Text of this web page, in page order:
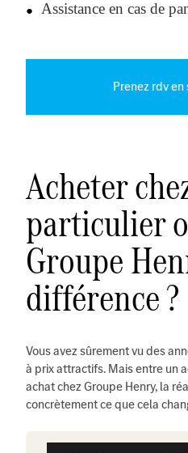
● Assistance en cas de
Prenez rdv
Acheter
particulier
Groupe
différence ?
Vous avez sûrement vu des
à prix attractifs. Mais entre un
achat chez Groupe Henry, la
concrètement ce que cela